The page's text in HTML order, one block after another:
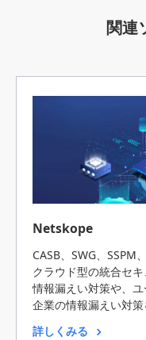
関連
Netskope
CASB、SWG、SSPM
クラウド型の統合セ
情報漏えい対策や、ユ
企業の情報漏えい対策
詳しくみる